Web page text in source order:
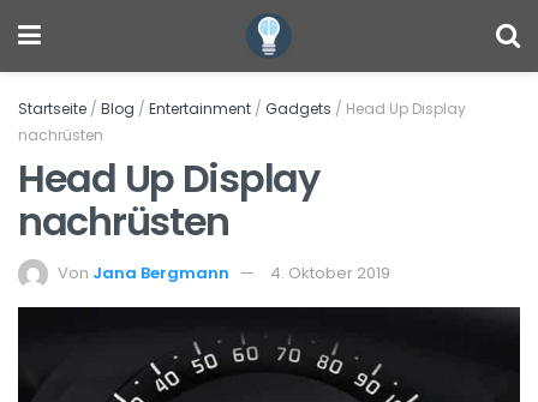
Startseite / Blog / Entertainment / Gadgets / Head Up Display
nachrüsten
Head Up Display
nachrüsten
Von Jana Bergmann 4. Oktober 2019